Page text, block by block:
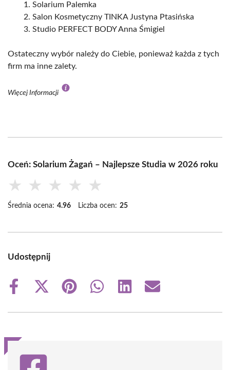
Solarium Palemka
Salon Kosmetyczny TINKA Justyna Ptasińska
Studio PERFECT BODY Anna Śmigiel
Ostateczny wybór należy do Ciebie, ponieważ każda z tych
firm ma inne zalety.
Więcej Informacji
Oceń: Solarium Żagań – Najlepsze Studia w 2026 roku
★ ★ ★ ★ ★
Średnia ocena: 4.96 Liczba ocen: 25
Udostępnij
Share
Share
(Twitter)
Share
Share
Share
Share